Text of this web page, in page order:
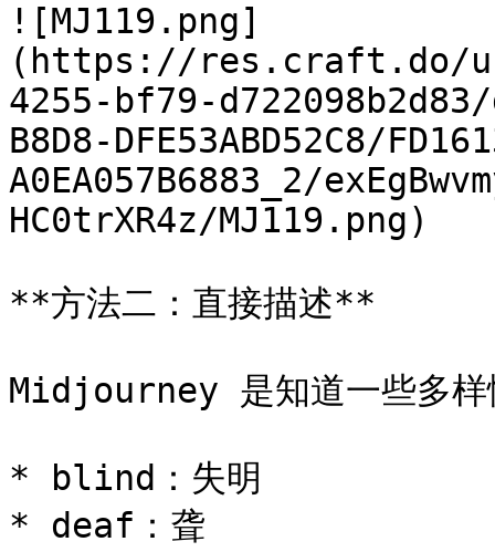
![MJ119.png]
(https://res.craft.do/
4255-bf79-
B8D8-DFE53ABD52C8/
A0EA057B6883_2/
HC0trXR4z/MJ119.png)
**方法二：直接描述**
Midjourney 是知道一些多样
* blind：失明
* deaf：聋